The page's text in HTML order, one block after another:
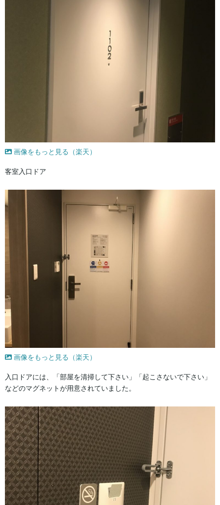
画像をもっと見る（楽天）
客室入口ドア
画像をもっと見る（楽天）
入口ドアには、「部屋を清掃して下さい」「起こさないで下さい」
などのマグネットが用意されていました。